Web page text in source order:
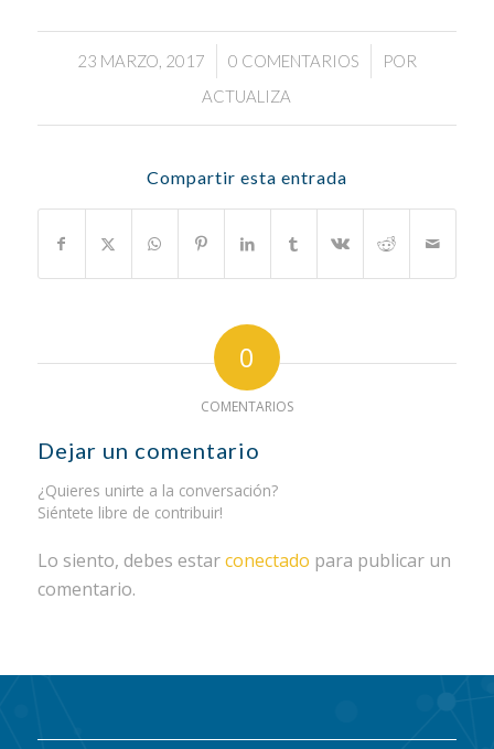
23 MARZO, 2017
/ 0 COMENTARIOS
/
POR
ACTUALIZA
Compartir esta entrada
0
COMENTARIOS
Dejar un comentario
¿Quieres unirte a la conversación?
Siéntete libre de contribuir!
Lo siento, debes estarconectado para publicar un
comentario.